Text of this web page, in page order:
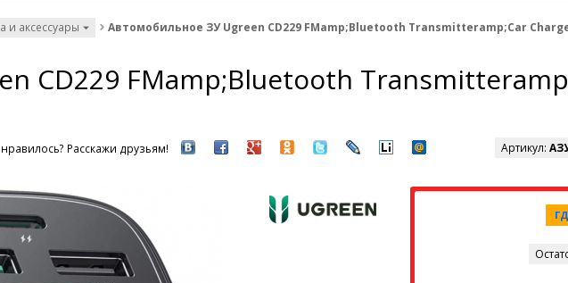
и аксессуары Автомобильное ЗУ Ugreen CD229 FMamp;Bluetooth Transmitteramp;Car
CD229 FMamp;Bluetooth
Расскажи друзьям! Артикул: